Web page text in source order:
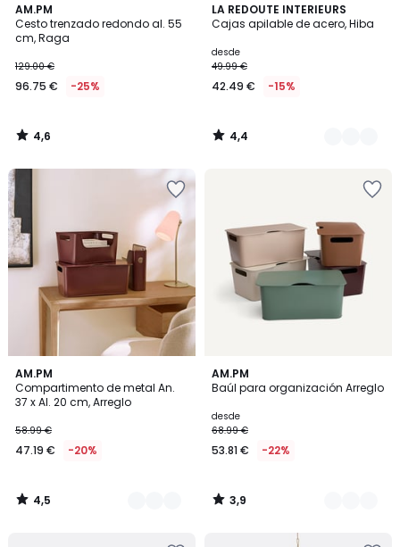
AM.PM
Cesto trenzado redondo al. 55
cm, Raga
129.00 €
96.75 € -25%
4,6
/ 5
4,6
/
LA REDOUTE INTERIEURS
Cajas apilable de acero, Hiba
desde
49.99 €
42.49 € -15%
4,4
/ 5
5
Colores
4,4
/
AM.PM
Compartimento de metal An.
37 x Al. 20 cm, Arreglo
58.99 €
47.19 € -20%
4,5
/ 5
4
Colores
4,5
/
AM.PM
Baúl para organización Arreglo
desde
68.99 €
53.81 € -22%
3,9
/ 5
5
Colores
3,9
/